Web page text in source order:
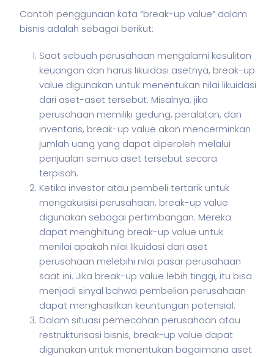
Contoh penggunaan kata “break-up value” dalam
bisnis adalah sebagai berikut:
Saat sebuah perusahaan mengalami kesulitan
keuangan dan harus likuidasi asetnya, break-up
value digunakan untuk menentukan nilai likuidasi
dari aset-aset tersebut. Misalnya, jika
perusahaan memiliki gedung, peralatan, dan
inventaris, break-up value akan mencerminkan
jumlah uang yang dapat diperoleh melalui
penjualan semua aset tersebut secara
terpisah.
Ketika investor atau pembeli tertarik untuk
mengakuisisi perusahaan, break-up value
digunakan sebagai pertimbangan. Mereka
dapat menghitung break-up value untuk
menilai apakah nilai likuidasi dari aset
perusahaan melebihi nilai pasar perusahaan
saat ini. Jika break-up value lebih tinggi, itu bisa
menjadi sinyal bahwa pembelian perusahaan
dapat menghasilkan keuntungan potensial.
Dalam situasi pemecahan perusahaan atau
restrukturisasi bisnis, break-up value dapat
digunakan untuk menentukan bagaimana aset